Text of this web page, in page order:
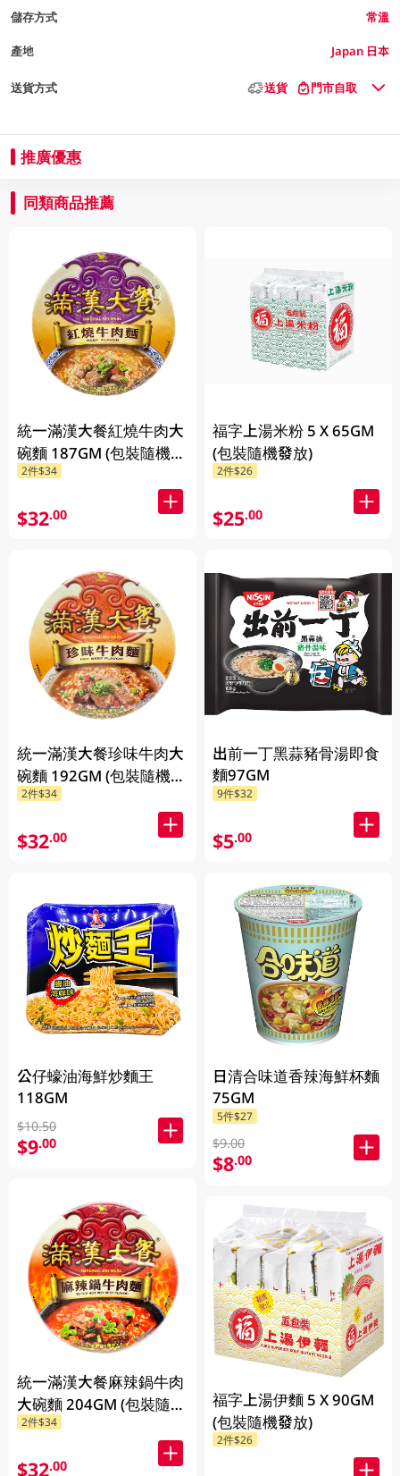
儲存方式 常溫
產地 Japan 日本
送貨方式 送貨 門市自取
推廣優惠
同類商品推薦
統一滿漢大餐紅燒牛肉大
碗麵 187GM (包裝隨機發
放)
2件$34
$32.00
統一滿漢大餐珍味牛肉大
碗麵 192GM (包裝隨機發
放)
2件$34
$32.00
公仔蠔油海鮮炒麵王
118GM
$10.50
$9.00
統一滿漢大餐麻辣鍋牛肉
大碗麵 204GM (包裝隨機
發放)
2件$34
$32.00
福字上湯米粉 5 X 65GM
(包裝隨機發放)
2件$26
$25.00
出前一丁黑蒜豬骨湯即食
麵97GM
9件$32
$5.00
日清合味道香辣海鮮杯麵
75GM
5件$27
$9.00
$8.00
福字上湯伊麵 5 X 90GM
(包裝隨機發放)
2件$26